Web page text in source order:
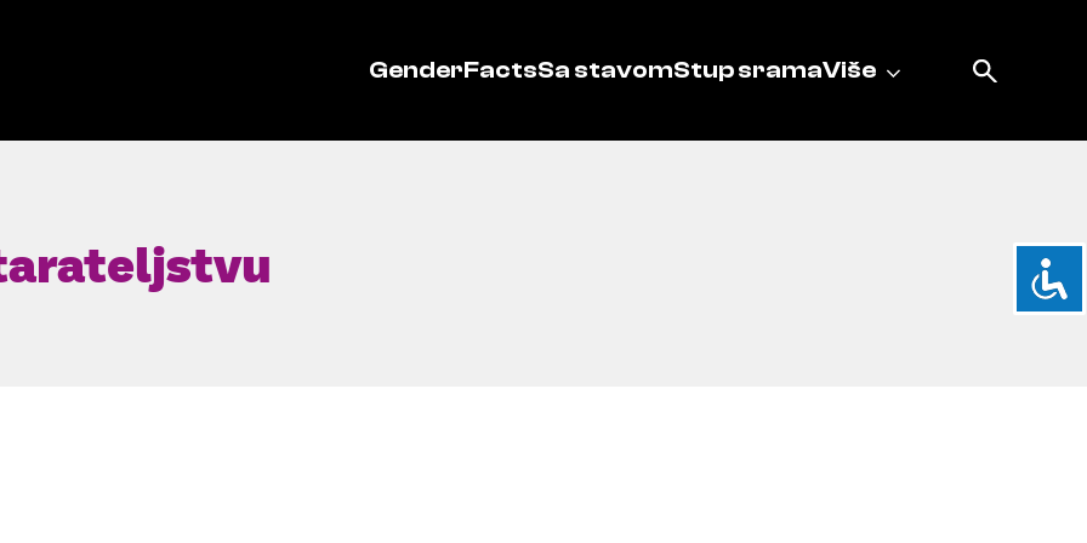
GenderFactsSa stavomStup sramaViše